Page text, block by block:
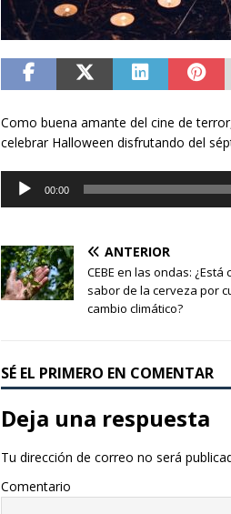
Como buena amante del cine de
celebrar Halloween disfrutando del
Reproductor
00:00
ANTERIOR
CEBE en las ondas: ¿Está
sabor de la cerveza por
cambio climático?
SÉ EL PRIMERO EN COMENTAR
Deja una respuesta
Tu dirección de correo no será
Comentario